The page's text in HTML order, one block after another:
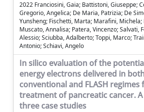
2022 Franciosini, Gaia; Battistoni, Giuseppe;
Gregorio, Angelica; De Maria, Patrizia; De
Yunsheng; Fischetti, Marta; Marafini,
Muscato, Annalisa; Patera, Vincenzo; Salvati,
Alessio; Sciubba, Adalberto; Toppi, Marco;
Antonio; Schiavi, Angelo
In silico evaluation of the
energy electrons delivered in
conventional and FLASH regimes
treatment of pancreatic cancer.
three case studies